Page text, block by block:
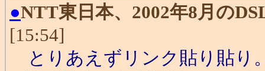
●NTT東日本、2002年8月の
[15:54]
とりあえずリンク貼り貼り